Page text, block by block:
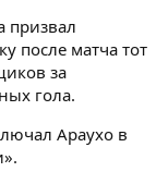
призвал
после матча тот
за
гола.
Араухо в